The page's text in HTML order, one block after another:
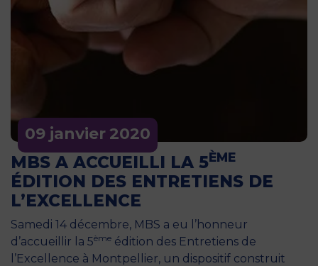
09 janvier2020
MBS A ACCUEILLI LA 5ÈME
ÉDITION DES ENTRETIENS DE
L’EXCELLENCE
Samedi 14 décembre, MBS a eu l’honneur
d’accueillir la 5ème édition des Entretiens de
l’Excellence à Montpellier, un dispositif construit